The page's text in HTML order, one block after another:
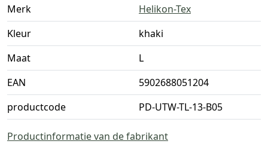
Merk
Helikon-Tex
Kleur
khaki
Maat
L
EAN
5902688051204
productcode
PD-UTW-TL-13-B05
Productinformatie van de fabrikant